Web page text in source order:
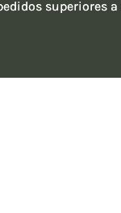
superiores
superiores